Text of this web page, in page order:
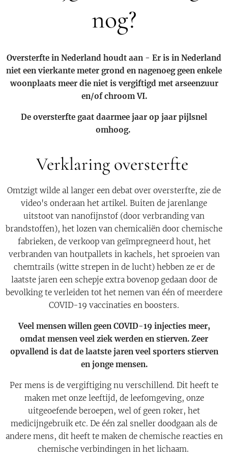
nog?
Oversterfte in Nederland houdt aan - Er is in Nederland
niet een vierkante meter grond en nagenoeg geen enkele
woonplaats meer die niet is vergiftigd met arseenzuur
en/of chroom VI.
De oversterfte gaat daarmee jaar op jaar pijlsnel
omhoog.
Verklaring oversterfte
Omtzigt wilde al langer een debat over oversterfte, zie de
video's onderaan het artikel. Buiten de jarenlange
uitstoot van nanofijnstof (door verbranding van
brandstoffen), het lozen van chemicaliën door chemische
fabrieken, de verkoop van geïmpregneerd hout, het
verbranden van houtpallets in kachels, het sproeien van
chemtrails (witte strepen in de lucht) hebben ze er de
laatste jaren een schepje extra bovenop gedaan door de
bevolking te verleiden tot het nemen van één of meerdere
COVID-19 vaccinaties en boosters.
Veel mensen willen geen COVID-19 injecties meer,
omdat mensen veel ziek werden en stierven. Zeer
opvallend is dat de laatste jaren veel sporters stierven
en jonge mensen.
Per mens is de vergiftiging nu verschillend. Dit heeft te
maken met onze leeftijd, de leefomgeving, onze
uitgeoefende beroepen, wel of geen roker, het
medicijngebruik etc. De één zal sneller doodgaan als de
andere mens, dit heeft te maken de chemische reacties en
chemische verbindingen in het lichaam.